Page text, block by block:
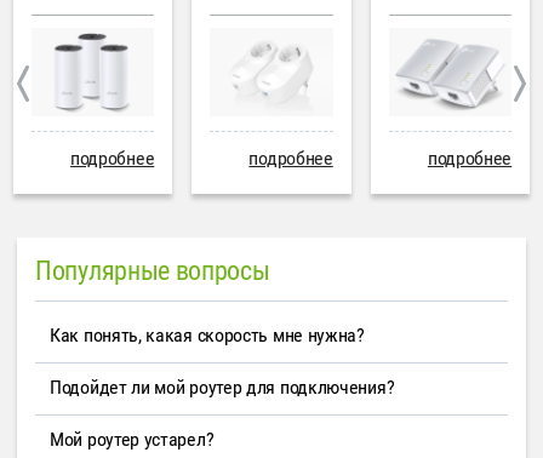
подробнее подробнее подробнее
Популярные вопросы
Как понять, какая скорость мне нужна?
Подойдет ли мой роутер для подключения?
Мой роутер устарел?